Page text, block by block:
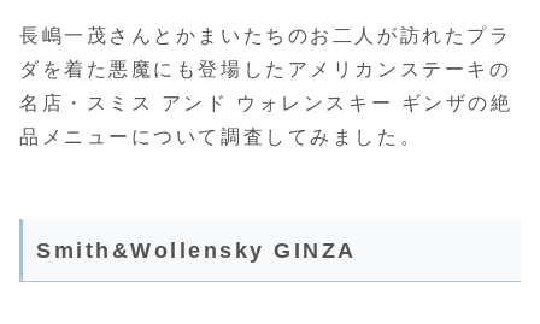
長嶋一茂さんとかまいたちのお二人が訪れたプラ
ダを着た悪魔にも登場したアメリカンステーキの
名店・スミス アンド ウォレンスキー ギンザの絶
品メニューについて調査してみました。
Smith&Wollensky GINZA